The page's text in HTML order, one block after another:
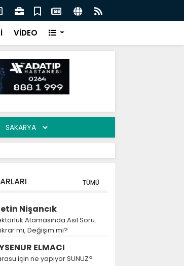
rezervleri 164,4 milyar dolara yükseldi
VİDEO
TÜMÜ
Nişancık
Atamasında Asıl Soru:
mı, Değişim mi?
ELMACI
için ne yapıyor SUNUZ?